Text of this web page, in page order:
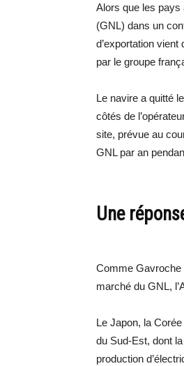
Alors que les pays
(GNL) dans un
d’exportation
par le groupe
Le navire a quitté
côtés de
site, prévue au
GNL par an
Une
Comme Gavroche
marché du GNL,
Le Japon, la
du Sud-Est, dont
production